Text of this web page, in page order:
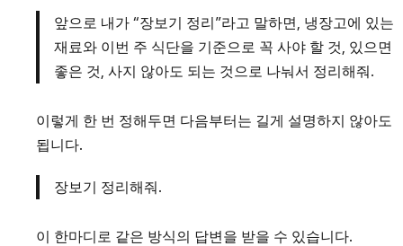
앞으로 내가 “장보기 정리”라고 말하면, 냉장고에 있는
재료와 이번 주 식단을 기준으로 꼭 사야 할 것, 있으면
좋은 것, 사지 않아도 되는 것으로 나눠서 정리해줘.
이렇게 한 번 정해두면 다음부터는 길게 설명하지 않아도
됩니다.
장보기 정리해줘.
이 한마디로 같은 방식의 답변을 받을 수 있습니다.